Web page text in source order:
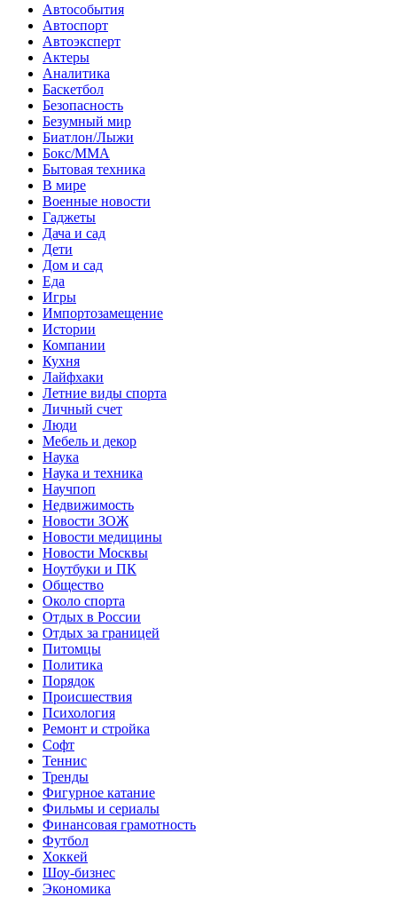
Автособытия
Автоспорт
Автоэксперт
Актеры
Аналитика
Баскетбол
Безопасность
Безумный мир
Биатлон/Лыжи
Бокс/MMA
Бытовая техника
В мире
Военные новости
Гаджеты
Дача и сад
Дети
Дом и сад
Еда
Игры
Импортозамещение
Истории
Компании
Кухня
Лайфхаки
Летние виды спорта
Личный счет
Люди
Мебель и декор
Наука
Наука и техника
Научпоп
Недвижимость
Новости ЗОЖ
Новости медицины
Новости Москвы
Ноутбуки и ПК
Общество
Около спорта
Отдых в России
Отдых за границей
Питомцы
Политика
Порядок
Происшествия
Психология
Ремонт и стройка
Софт
Теннис
Тренды
Фигурное катание
Фильмы и сериалы
Финансовая грамотность
Футбол
Хоккей
Шоу-бизнес
Экономика